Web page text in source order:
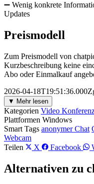
➖ Wenig konkrete
Updates
Preismodell
Zum Preismodell von
Kurzbeschreibung keine
Abo oder Einmalkauf
2026-04-
▼ Mehr lesen
Kategorien Video
Plattformen Windows
Smart Tags anonymer Chat
Webcam
Teilen
X Facebook
Alternativen zu